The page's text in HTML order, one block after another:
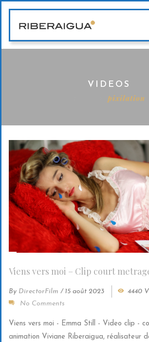
VIDEOS
pixilation
Viens vers moi – Clip court
By DirectorFilm / 15 août 2023
4440
No Comments
Viens vers moi - Emma Still - Video clip -
animation Viviane Riberaigua, réalisateur